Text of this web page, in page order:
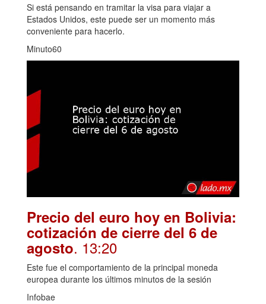
Si está pensando en tramitar la visa para viajar a
Estados Unidos, este puede ser un momento más
conveniente para hacerlo.
Minuto60
Precio del euro hoy en Bolivia:
cotización de cierre del 6 de
agosto. 13:20
Este fue el comportamiento de la principal moneda
europea durante los últimos minutos de la sesión
Infobae